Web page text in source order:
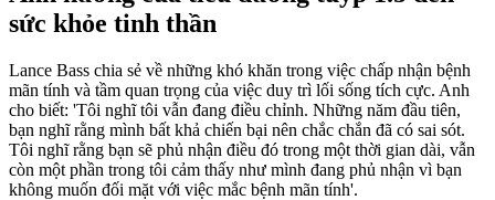
sức khỏe tinh thần
Lance Bass chia sẻ về những khó khăn trong việc chấp nhận bệnh
mãn tính và tầm quan trọng của việc duy trì lối sống tích cực. Anh
cho biết: 'Tôi nghĩ tôi vẫn đang điều chỉnh. Những năm đầu tiên,
bạn nghĩ rằng mình bất khả chiến bại nên chắc chắn đã có sai sót.
Tôi nghĩ rằng bạn sẽ phủ nhận điều đó trong một thời gian dài, vẫn
còn một phần trong tôi cảm thấy như mình đang phủ nhận vì bạn
không muốn đối mặt với việc mắc bệnh mãn tính'.